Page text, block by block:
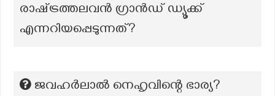
രാഷ്‌ട്രത്തലവൻ ഗ്രാൻഡ് ഡ്യൂക്ക്
എന്നറിയപ്പെടുന്നത്?
ജവഹർലാൽ നെഹൃവിന്റെ ഭാര്യ?